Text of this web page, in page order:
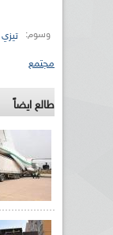
وسوم:
مجتمع
طالع ايضاً